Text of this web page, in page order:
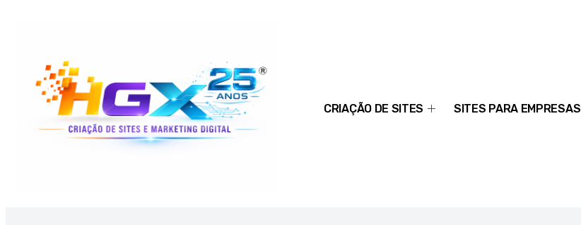
CRIAÇÃO DE SITES SITES PARA EMPRESAS